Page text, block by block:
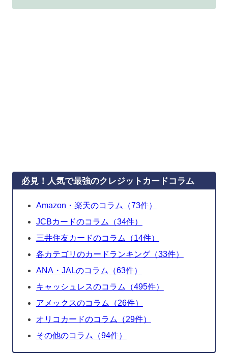
必見！人気で最強のクレジットカードコラム
Amazon・楽天のコラム（73件）
JCBカードのコラム（34件）
三井住友カードのコラム（14件）
各カテゴリのカードランキング（33件）
ANA・JALのコラム（63件）
キャッシュレスのコラム（495件）
アメックスのコラム（26件）
オリコカードのコラム（29件）
その他のコラム（94件）